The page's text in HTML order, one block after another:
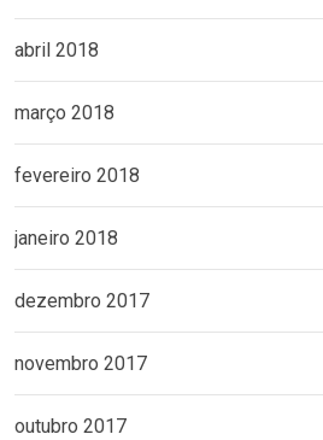
abril 2018
março 2018
fevereiro 2018
janeiro 2018
dezembro 2017
novembro 2017
outubro 2017